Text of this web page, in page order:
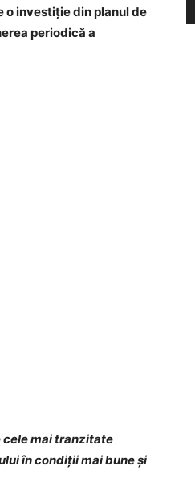
o investiție din planul de
periodică a
mai tranzitate
în condiții mai bune și